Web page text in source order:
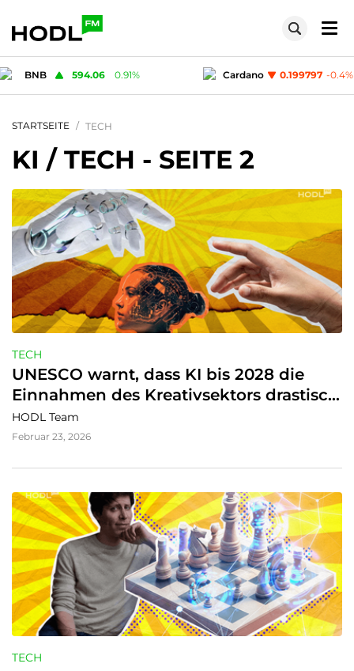
Cardano 0.199797 Solana 74.77
STARTSEITE TECH
KI / TECH - SEITE 2
TECH
UNESCO warnt, dass KI bis 2028 die
Einnahmen des Kreativsektors drastisch
senken könnte
HODL Team
Februar 23, 2026
TECH